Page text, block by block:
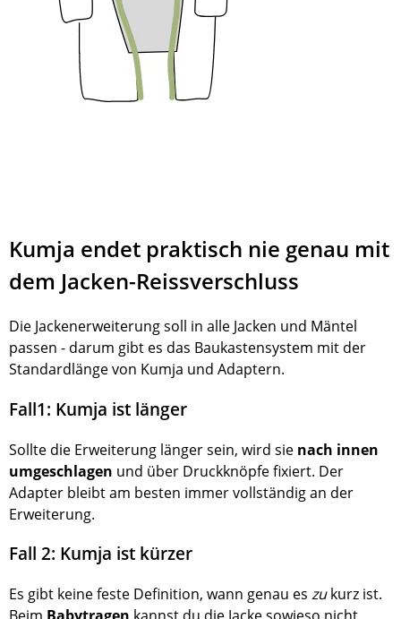
Kumja endet praktisch nie genau mit
dem Jacken-Reissverschluss
Die Jackenerweiterung soll in alle Jacken und Mäntel
passen - darum gibt es das Baukastensystem mit der
Standardlänge von Kumja und Adaptern.
Fall1: Kumja ist länger
Sollte die Erweiterung länger sein, wird sie nach innen
umgeschlagen und über Druckknöpfe fixiert. Der
Adapter bleibt am besten immer vollständig an der
Erweiterung.
Fall 2: Kumja ist kürzer
Es gibt keine feste Definition, wann genau es zukurz ist.